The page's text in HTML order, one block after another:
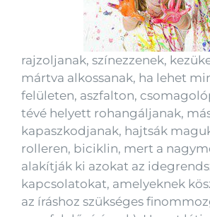
rajzoljanak, színezzenek,
mártva alkossanak, ha lehet
felületen, aszfalton,
tévé helyett rohangáljanak,
kapaszkodjanak, hajtsák
rolleren, biciklin, mert a
alakítják ki azokat az
kapcsolatokat, amelyeknek
az íráshoz szükséges